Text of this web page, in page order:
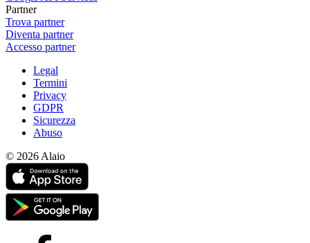
Partner
Trova partner
Diventa partner
Accesso partner
Legal
Termini
Privacy
GDPR
Sicurezza
Abuso
© 2026 Alaio